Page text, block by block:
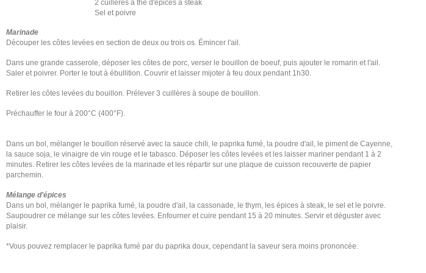
2 cuillères à thé d'épices à steak
Sel et poivre
Marinade
Découper les côtes levées en section de deux ou trois os. Émincer l'ail.
Dans une grande casserole, déposer les côtes de porc, verser le bouillon de boeuf, puis ajouter le romarin et l'ail.
Saler et poivrer. Porter le tout à ébullition. Couvrir et laisser mijoter à feu doux pendant 1h30.
Retirer les côtes levées du bouillon. Prélever 3 cuillères à soupe de bouillon.
Préchauffer le four à 200°C (400°F).
Dans un bol, mélanger le bouillon réservé avec la sauce chili, le paprika fumé, la poudre d'ail, le piment de Cayenne,
la sauce soja, le vinaigre de vin rouge et le tabasco. Déposer les côtes levées et les laisser mariner pendant 1 à 2
minutes. Retirer les côtes levées de la marinade et les répartir sur une plaque de cuisson recouverte de papier
parchemin.
Mélange d'épices
Dans un bol, mélanger le paprika fumé, la poudre d'ail, la cassonade, le thym, les épices à steak, le sel et le poivre.
Saupoudrer ce mélange sur les côtes levées. Enfourner et cuire pendant 15 à 20 minutes. Servir et déguster avec
plaisir.
*Vous pouvez remplacer le paprika fumé par du paprika doux, cependant la saveur sera moins prononcée.